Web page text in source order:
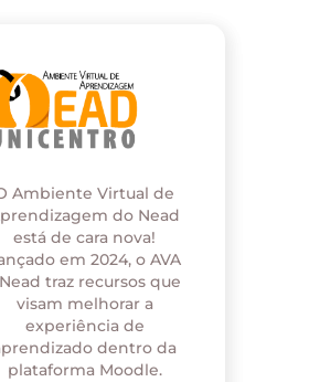
Ambiente Virtual de
do Nead
está de cara nova!
em 2024, o AVA
traz recursos que
visam melhorar a
experiência de
dentro da
plataforma Moodle.